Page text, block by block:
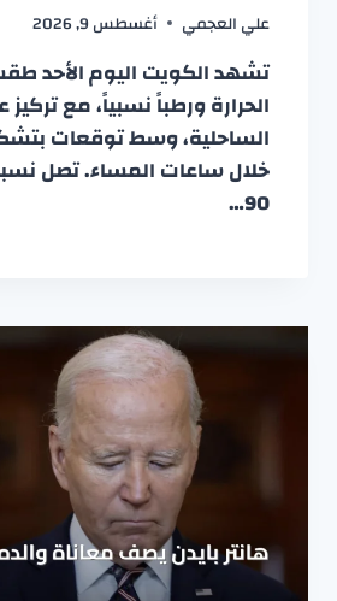
علي العجمي أغسطس 9, 2026
تشهد الكويت اليوم الأحد
الحرارة ورطباً نسبياً، مع
الساحلية، وسط توقعات
خلال ساعات المساء. تصل
90…